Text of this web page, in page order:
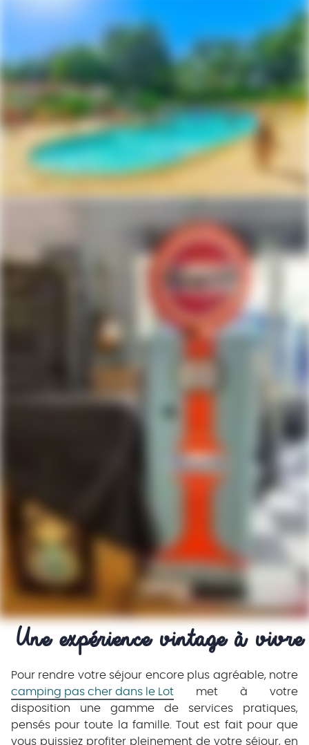
Une expérience vintage à vivre
Pour rendre votre séjour encore plus agréable, notre
camping pas cher dans le Lot met à votre
disposition une gamme de services pratiques,
pensés pour toute la famille. Tout est fait pour que
vous puissiez profiter pleinement de votre séjour, en